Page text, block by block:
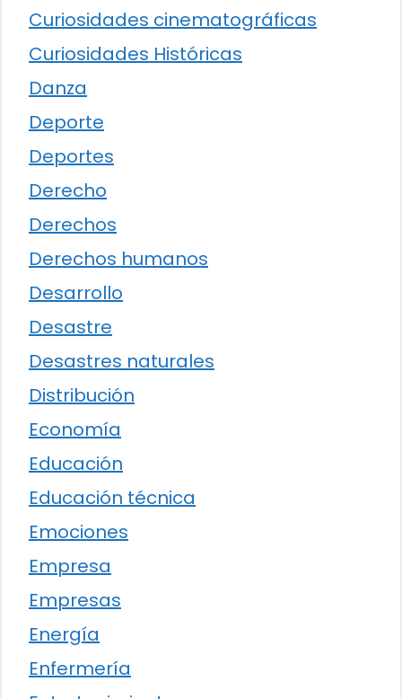
Curiosidades cinematográficas
Curiosidades Históricas
Danza
Deporte
Deportes
Derecho
Derechos
Derechos humanos
Desarrollo
Desastre
Desastres naturales
Distribución
Economía
Educación
Educación técnica
Emociones
Empresa
Empresas
Energía
Enfermería